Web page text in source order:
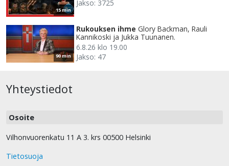
15 min
Jakso: 3725
90 min
Rukouksen ihme Glory Backman, Rauli
Kannikoski ja Jukka Tuunanen.
6.8.26 klo 19.00
Jakso: 47
Yhteystiedot
Osoite
Vilhonvuorenkatu 11 A 3. krs 00500 Helsinki
Tietosuoja